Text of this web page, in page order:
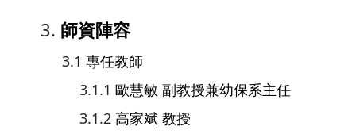
師資陣容
專任教師
歐慧敏 副教授兼幼保系主任
高家斌 教授